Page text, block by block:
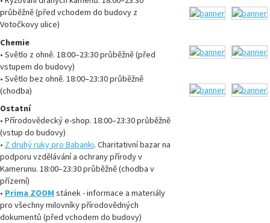
průběžně (před vchodem do budovy z
Votočkovy ulice)
Chemie
• Světlo z ohně. 18:00–23:30 průběžně (před
vstupem do budovy)
• Světlo bez ohně. 18:00–23:30 průběžně
(chodba)
Ostatní
• Přírodovědecký e-shop. 18:00–23:30 průběžně
(vstup do budovy)
• Z druhý ruky pro Babanki. Charitativní bazar na
podporu vzdělávání a ochrany přírody v
Kamerunu. 18:00–23:30 průběžně (chodba v
přízemí)
• Prima ZOOM stánek - informace a materiály
pro všechny milovníky přírodovědných
dokumentů (před vchodem do budovy)